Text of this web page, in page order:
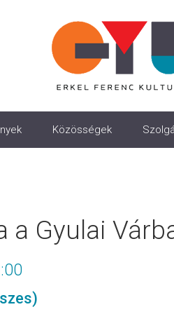
Közösségek
a Gyulai